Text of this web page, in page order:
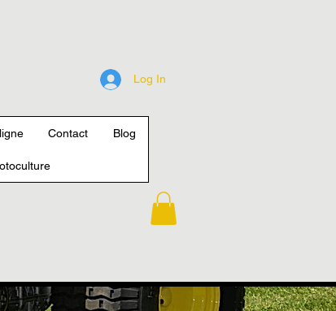
Log In
Contact Blog